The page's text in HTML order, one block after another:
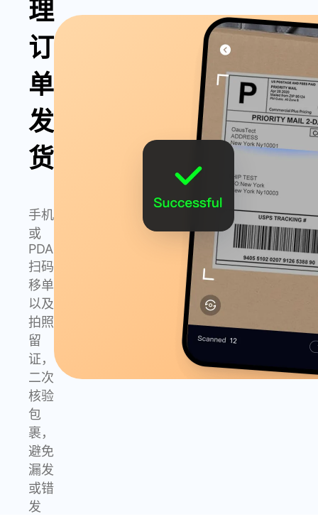
理
订
单
发
货
手机
或
PDA
扫码
移单
以及
拍照
留
证，
二次
核验
包
裹，
避免
漏发
或错
发